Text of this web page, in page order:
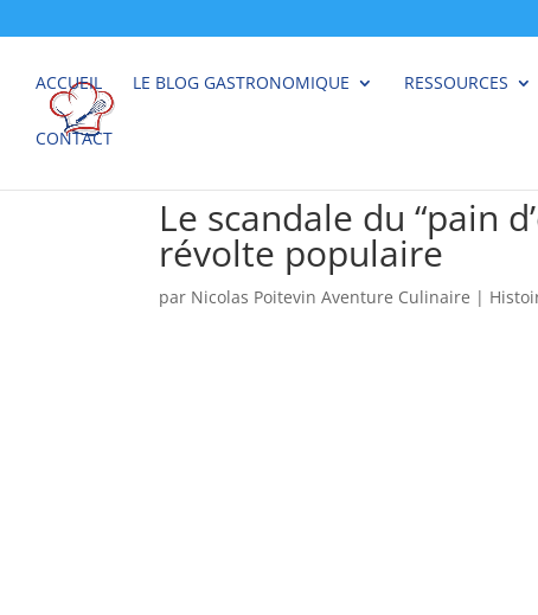
ACCUEIL LE BLOG GASTRONOMIQUE RESSOURCES
CONTACT
Le scandale du “pain
révolte populaire
par Nicolas Poitevin Aventure Culinaire |